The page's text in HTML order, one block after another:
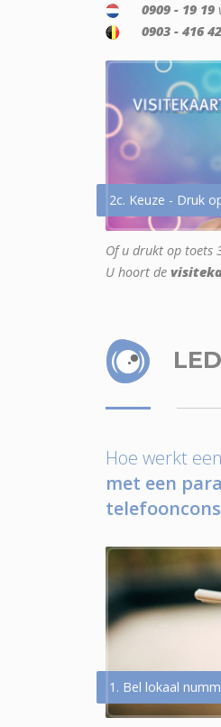
0909 - 19 19
0903 - 416 42
2c. Keuze - Druk
Of u drukt op toets
U hoort de
Hoe werkt een
met een
1. Bel lokaal